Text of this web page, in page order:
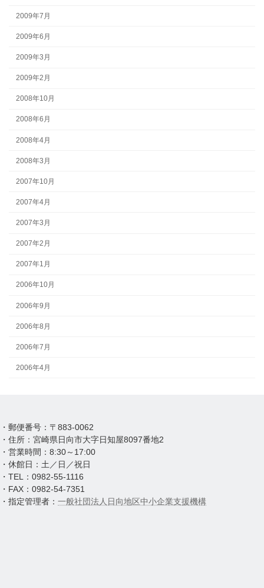
2009年7月
2009年6月
2009年3月
2009年2月
2008年10月
2008年6月
2008年4月
2008年3月
2007年10月
2007年4月
2007年3月
2007年2月
2007年1月
2006年10月
2006年9月
2006年8月
2006年7月
2006年4月
・郵便番号：〒883-0062
・住所：宮崎県日向市大字日知屋8097番地2
・営業時間：8:30～17:00
・休館日：土／日／祝日
・TEL：0982-55-1116
・FAX：0982-54-7351
・指定管理者： 一般社団法人日向地区中小企業支援機構